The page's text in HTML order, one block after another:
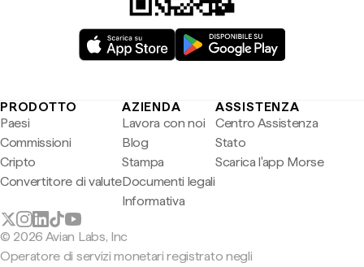
PRODOTTO
Paesi
Commissioni
Cripto
Convertitore di valute
AZIENDA
Lavora con noi
Blog
Stampa
Documenti legali
Informativa
ASSISTENZA
Centro Assistenza
Stato
Scarica l'app Morse
© 2026 Avian Labs, Inc
Operatore di servizi monetari registrato negli